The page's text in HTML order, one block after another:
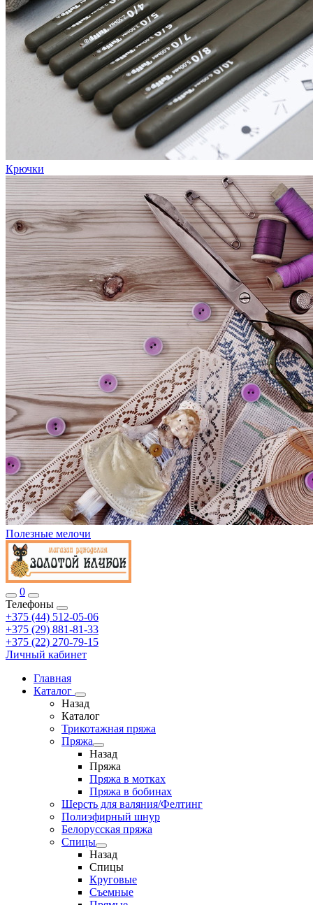
Крючки
Полезные мелочи
0
Телефоны
+375 (44) 512-05-06
+375 (29) 881-81-33
+375 (22) 270-79-15
Личный кабинет
Главная
Каталог
Назад
Каталог
Трикотажная пряжа
Пряжа
Назад
Пряжа
Пряжа в мотках
Пряжа в бобинах
Шерсть для валяния/Фелтинг
Полиэфирный шнур
Белорусская пряжа
Спицы
Назад
Спицы
Круговые
Съемные